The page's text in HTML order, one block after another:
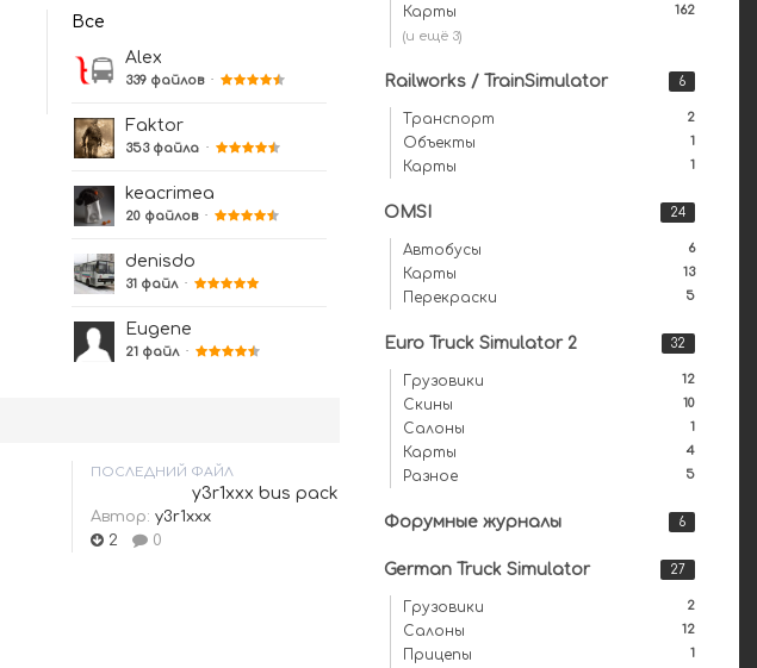
Все
Alex
339 файлов·
Faktor
353 файла ·
keacrimea
20 файлов·
denisdo
31 файл·
Eugene
21 файл·
ПОСЛЕДНИЙ ФАЙЛ
y3r1xxx bus pack
Автор:y3r1xxx
2
0
162
Карты
(и ещё 3)
6
Railworks / TrainSimulator
2
Транспорт
1
Объекты
1
Карты
24
OMSI
6
Автобусы
13
Карты
5
Перекраски
32
Euro Truck Simulator 2
12
Грузовики
10
Скины
1
Салоны
4
Карты
5
Разное
6
Форумные журналы
27
German Truck Simulator
2
Грузовики
12
Салоны
1
Прицепы